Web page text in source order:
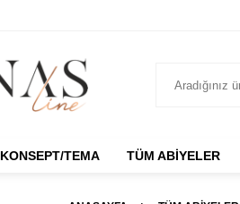
KONSEPT/TEMA TÜM ABIYELER